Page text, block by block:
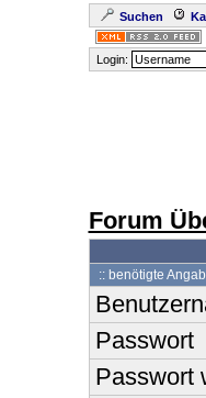
Suchen
Login:
Forum
:: benötigte
Passwort
Passwort